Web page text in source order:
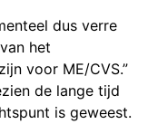
dus verre
het
voor ME/CVS.”
de lange tijd
is geweest.